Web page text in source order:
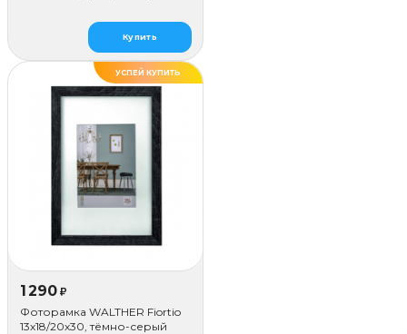
Купить
УСПЕЙ КУПИТЬ
1 290 ₽
Фоторамка WALTHER Fiortio
13x18/20х30, тёмно-серый